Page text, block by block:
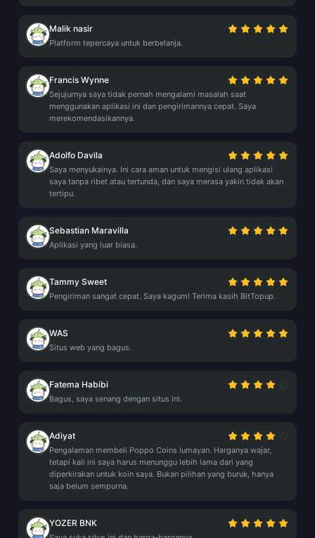
Malik nasir
Platform tepercaya untuk berbelanja.
Francis Wynne
Sejujurnya saya tidak pernah mengalami masalah saat
menggunakan aplikasi ini dan pengirimannya cepat. Saya
merekomendasikannya.
Adolfo Davila
Saya menyukainya. Ini cara aman untuk mengisi ulang aplikasi
saya tanpa ribet atau tertunda, dan saya merasa yakin tidak akan
tertipu.
Sebastian Maravilla
Aplikasi yang luar biasa.
Tammy Sweet
Pengiriman sangat cepat. Saya kagum! Terima kasih BitTopup.
WAS
Situs web yang bagus.
Fatema Habibi
Bagus, saya senang dengan situs ini.
Adiyat
Pengalaman membeli Poppo Coins lumayan. Harganya wajar,
tetapi kali ini saya harus menunggu lebih lama dari yang
diperkirakan untuk koin saya. Bukan pilihan yang buruk, hanya
saja belum sempurna.
YOZER BNK